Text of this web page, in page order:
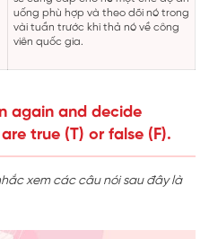
uống phù hợp và theo dõi nó trong
vài tuần trước khi thả nó về công
viên quốc gia.
again and decide
true (T) or false (F).
xem các câu nói sau đây là